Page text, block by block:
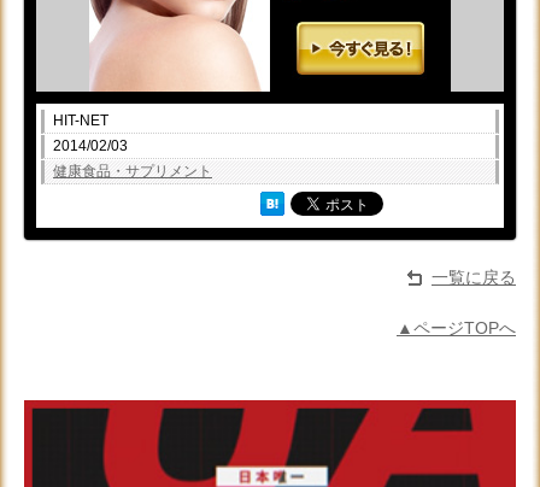
HIT-NET
2014/02/03
健康食品・サプリメント
一覧に戻る
▲ページTOPへ